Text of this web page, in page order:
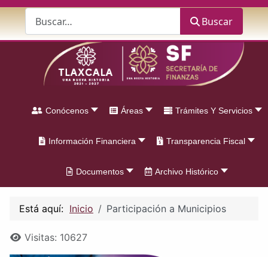
Buscar
Conócenos Áreas Trámites Y Servicios
Información Financiera Transparencia Fiscal
Documentos Archivo Histórico
Está aquí: Inicio Participación a Municipios
Detalles
Visitas: 10627